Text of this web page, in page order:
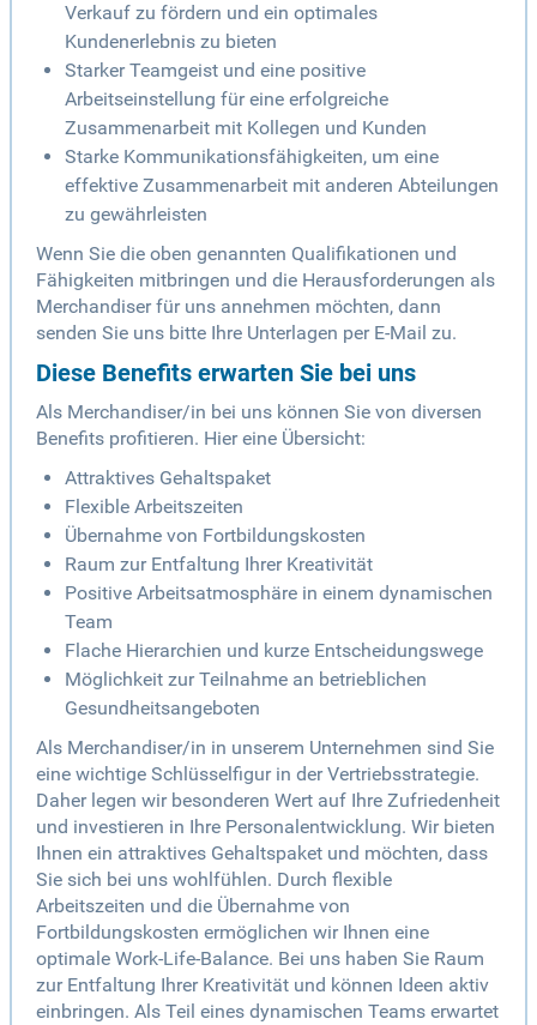
Verkauf zu fördern und ein optimales
Kundenerlebnis zu bieten
Starker Teamgeist und eine positive
Arbeitseinstellung für eine erfolgreiche
Zusammenarbeit mit Kollegen und Kunden
Starke Kommunikationsfähigkeiten, um eine
effektive Zusammenarbeit mit anderen Abteilungen
zu gewährleisten
Wenn Sie die oben genannten Qualifikationen und
Fähigkeiten mitbringen und die Herausforderungen als
Merchandiser für uns annehmen möchten, dann
senden Sie uns bitte Ihre Unterlagen per E-Mail zu.
Diese Benefits erwarten Sie bei uns
Als Merchandiser/in bei uns können Sie von diversen
Benefits profitieren. Hier eine Übersicht:
Attraktives Gehaltspaket
Flexible Arbeitszeiten
Übernahme von Fortbildungskosten
Raum zur Entfaltung Ihrer Kreativität
Positive Arbeitsatmosphäre in einem dynamischen
Team
Flache Hierarchien und kurze Entscheidungswege
Möglichkeit zur Teilnahme an betrieblichen
Gesundheitsangeboten
Als Merchandiser/in in unserem Unternehmen sind Sie
eine wichtige Schlüsselfigur in der Vertriebsstrategie.
Daher legen wir besonderen Wert auf Ihre Zufriedenheit
und investieren in Ihre Personalentwicklung. Wir bieten
Ihnen ein attraktives Gehaltspaket und möchten, dass
Sie sich bei uns wohlfühlen. Durch flexible
Arbeitszeiten und die Übernahme von
Fortbildungskosten ermöglichen wir Ihnen eine
optimale Work-Life-Balance. Bei uns haben Sie Raum
zur Entfaltung Ihrer Kreativität und können Ideen aktiv
einbringen. Als Teil eines dynamischen Teams erwartet